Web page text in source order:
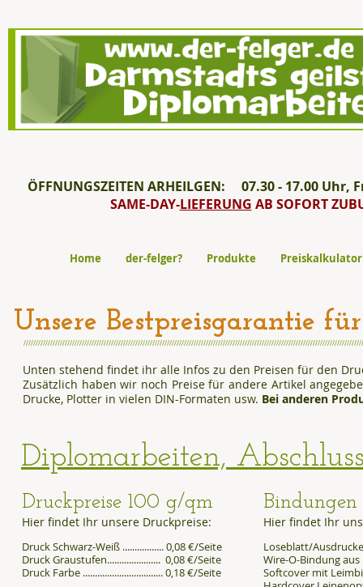
ÖFFNUNGSZEITEN ARHEILGEN: 07.30 - 17.00 Uhr,
SAME-DAY-LIEFERUNG AB SOFORT
Home der-felger? Produkte Preiskalkulator
Unsere Bestpreisgarantie
Unten stehend findet ihr alle Infos zu den Preisen für den
Zusätzlich haben wir noch Preise für andere Artikel
Drucke, Plotter in vielen DIN-Formaten usw. Bei anderen
Diplomarbeiten,
Druckpreise 100 g/qm
​Hier findet Ihr unsere Druckpreise:
Bindungen
​Hier findet Ihr
Druck Schwarz-Weiß ................. 0,08 €/Seite
Druck Graustufen...................... 0,08 €/Seite
Druck Farbe ................................. 0,18 €/Seite
Loseblatt/Ausdrucke
Wire-O-Bindung aus
Softcover mit